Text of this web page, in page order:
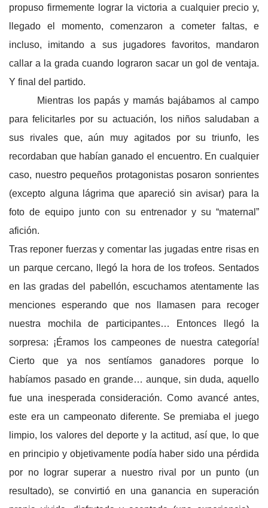
propuso firmemente lograr la victoria a cualquier precio y,
llegado el momento, comenzaron a cometer faltas, e
incluso, imitando a sus jugadores favoritos, mandaron
callar a la grada cuando lograron sacar un gol de ventaja.
Y final del partido.
Mientras los papás y mamás bajábamos al campo
para felicitarles por su actuación, los niños saludaban a
sus rivales que, aún muy agitados por su triunfo, les
recordaban que habían ganado el encuentro. En cualquier
caso, nuestro pequeños protagonistas posaron sonrientes
(excepto alguna lágrima que apareció sin avisar) para la
foto de equipo junto con su entrenador y su “maternal”
afición.
Tras reponer fuerzas y comentar las jugadas entre risas en
un parque cercano, llegó la hora de los trofeos. Sentados
en las gradas del pabellón, escuchamos atentamente las
menciones esperando que nos llamasen para recoger
nuestra mochila de participantes… Entonces llegó la
sorpresa: ¡Éramos los campeones de nuestra categoría!
Cierto que ya nos sentíamos ganadores porque lo
habíamos pasado en grande… aunque, sin duda, aquello
fue una inesperada consideración. Como avancé antes,
este era un campeonato diferente. Se premiaba el juego
limpio, los valores del deporte y la actitud, así que, lo que
en principio y objetivamente podía haber sido una pérdida
por no lograr superar a nuestro rival por un punto (un
resultado), se convirtió en una ganancia en superación